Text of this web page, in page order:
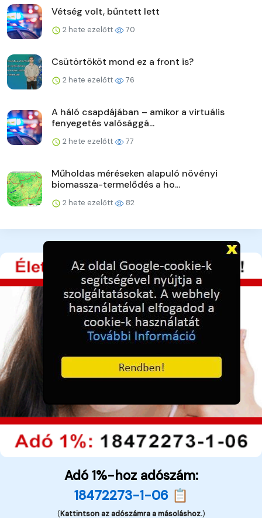
Vétség volt, bűntett lett
2 hete ezelőtt 70
Csütörtököt mond ez a front is?
2 hete ezelőtt 76
A háló csapdájában – amikor a virtuális
fenyegetés valósággá...
2 hete ezelőtt 77
Műholdas méréseken alapuló növényi
biomassza-termelődés a ho...
2 hete ezelőtt 82
Adó 1%-hoz adószám:
18472273-1-06 📋
(Kattintson az adószámra a másoláshoz.)